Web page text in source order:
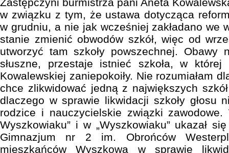
w związku z tym, że ustawa dotycząca
w grudniu, a nie jak wcześniej zakładano we
stanie zmienić obwodów szkół, więc od
utworzyć tam szkoły powszechnej. Obawy
słuszne, przestaje istnieć szkoła, w której
Kowalewskiej zaniepokoiły. Nie rozumiałam
chce zlikwidować jedną z największych
dlaczego w sprawie likwidacji szkoły głosu
rodzice i nauczycielskie związki zawodowe.
Wyszkowiaku” i w „Wyszkowiaku” ukazał
Gimnazjum nr 2 im. Obrońców
mieszkańców Wyszkowa w sprawie